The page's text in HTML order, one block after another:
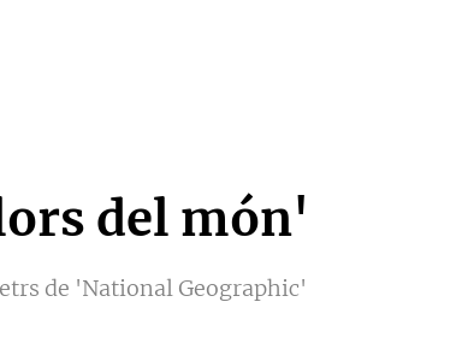
del món'
de 'National Geographic'